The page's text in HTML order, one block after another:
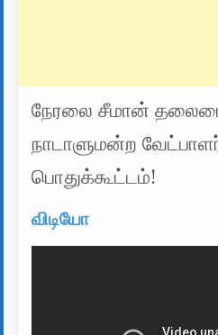
நேரலை சீமான்
நாடாளுமன்ற
பொதுக்கூட்டம்!
விடியோ